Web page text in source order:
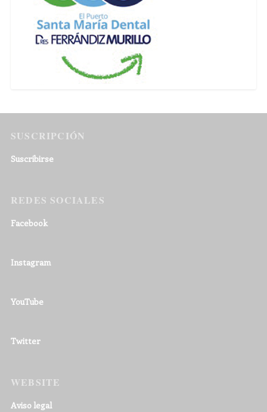
SUSCRIPCIÓN
Suscribirse
REDES SOCIALES
Facebook
Instagram
YouTube
Twitter
WEBSITE
Aviso legal